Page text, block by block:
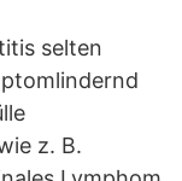
selten
z. B.